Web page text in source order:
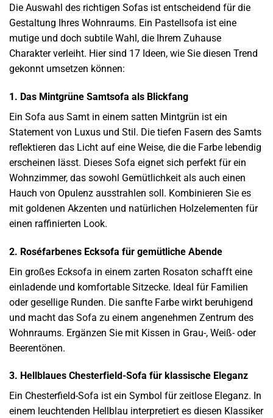
Die Auswahl des richtigen Sofas ist entscheidend für die
Gestaltung Ihres Wohnraums. Ein Pastellsofa ist eine
mutige und doch subtile Wahl, die Ihrem Zuhause
Charakter verleiht. Hier sind 17 Ideen, wie Sie diesen Trend
gekonnt umsetzen können:
1. Das Mintgrüne Samtsofa als Blickfang
Ein Sofa aus Samt in einem satten Mintgrün ist ein
Statement von Luxus und Stil. Die tiefen Fasern des Samts
reflektieren das Licht auf eine Weise, die die Farbe lebendig
erscheinen lässt. Dieses Sofa eignet sich perfekt für ein
Wohnzimmer, das sowohl Gemütlichkeit als auch einen
Hauch von Opulenz ausstrahlen soll. Kombinieren Sie es
mit goldenen Akzenten und natürlichen Holzelementen für
einen raffinierten Look.
2. Roséfarbenes Ecksofa für gemütliche Abende
Ein großes Ecksofa in einem zarten Rosaton schafft eine
einladende und komfortable Sitzecke. Ideal für Familien
oder gesellige Runden. Die sanfte Farbe wirkt beruhigend
und macht das Sofa zu einem angenehmen Zentrum des
Wohnraums. Ergänzen Sie mit Kissen in Grau-, Weiß- oder
Beerentönen.
3. Hellblaues Chesterfield-Sofa für klassische Eleganz
Ein Chesterfield-Sofa ist ein Symbol für zeitlose Eleganz. In
einem leuchtenden Hellblau interpretiert es diesen Klassiker